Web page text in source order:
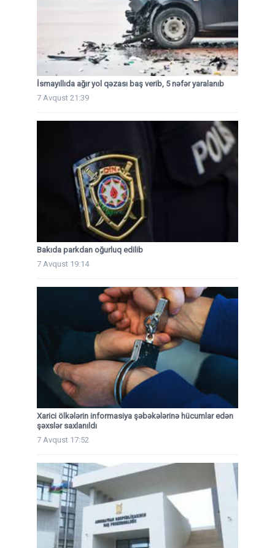
İsmayıllıda ağır yol qəzası baş verib, 5 nəfər yaralanıb
7 Avqust 21:39
Bakıda parkdan oğurluq edilib
7 Avqust 19:14
Xarici ölkələrin informasiya şəbəkələrinə hücumlar edən
şəxslər saxlanıldı
7 Avqust 17:52